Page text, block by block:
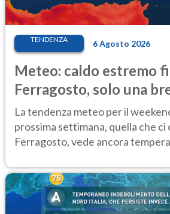
TENDENZA 6 Agosto 2026
Meteo: caldo estremo
Ferragosto, solo una
Ecco dove
La tendenza meteo per il
prossima settimana, quella che ci
Ferragosto, vede ancora